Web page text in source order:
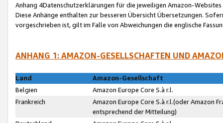
Anhang 4Datenschutzerklärungen für die jeweiligen Amazon-Websites
Diese Anhänge enthalten zur besseren Übersicht Übersetzungen.
vorgeschrieben ist, gilt im Falle von Abweichungen die englische
ANHANG 1: AMAZON-GESELLSCHAFTEN UND
Land
Amazon-Gesellschaft
Belgien
Amazon Europe Core S.à r.l.
Frankreich
Amazon Europe Core S.à r.l.(oder Amazon
entsprechend der Mitteilung)